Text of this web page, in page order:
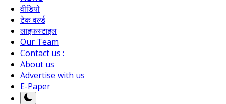
वीडियो
टेक वर्ल्ड
लाइफस्टाइल
Our Team
Contact us :
About us
Advertise with us
E-Paper